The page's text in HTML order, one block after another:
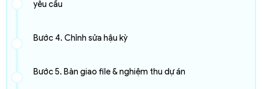
yêu cầu
Bước 4. Chỉnh sửa hậu kỳ
Bước 5. Bàn giao file & nghiệm thu dự án